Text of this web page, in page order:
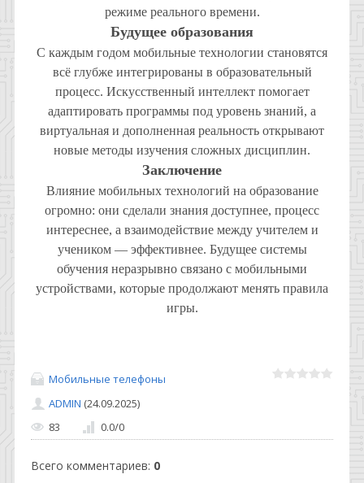
режиме реального времени.
Будущее образования
С каждым годом мобильные технологии становятся
всё глубже интегрированы в образовательный
процесс. Искусственный интеллект помогает
адаптировать программы под уровень знаний, а
виртуальная и дополненная реальность открывают
новые методы изучения сложных дисциплин.
Заключение
Влияние мобильных технологий на образование
огромно: они сделали знания доступнее, процесс
интереснее, а взаимодействие между учителем и
учеником — эффективнее. Будущее системы
обучения неразрывно связано с мобильными
устройствами, которые продолжают менять правила
игры.
Мобильные телефоны
ADMIN (24.09.2025)
83
0.0/0
Всего комментариев: 0